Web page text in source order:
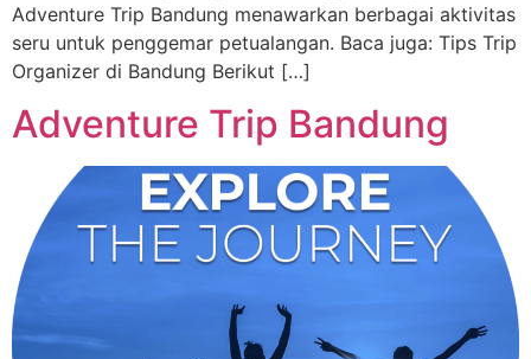
Adventure Trip Bandung menawarkan berbagai aktivitas
seru untuk penggemar petualangan. Baca juga: Tips Trip
Organizer di Bandung Berikut […]
Adventure Trip Bandung